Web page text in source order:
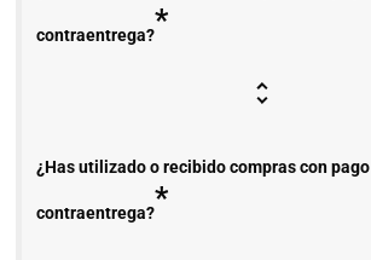
contraentrega?*
¿Has utilizado o recibido compras con pago
contraentrega?*